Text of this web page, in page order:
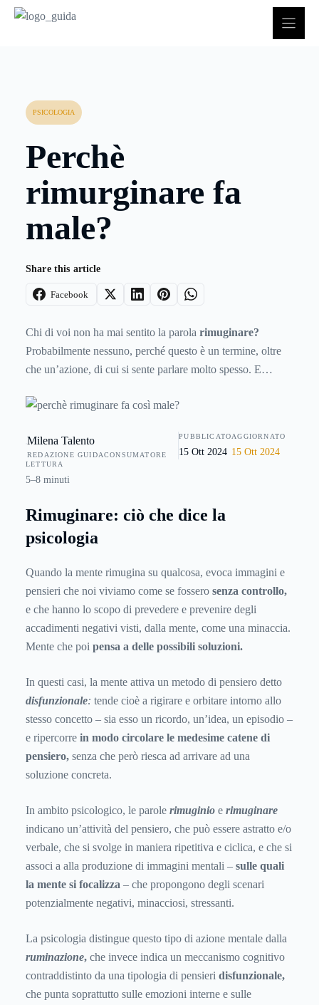
PSICOLOGIA
Perchè
rimurginare fa
male?
Share this article
Facebook
Chi di voi non ha mai sentito la parola rimuginare?
Probabilmente nessuno, perché questo è un termine, oltre
che un’azione, di cui si sente parlare molto spesso. E
che consiste nel preoccuparsi, nell’avere il timore di non
molta probabilità la situazione volgerà nel peggiore dei
modi.
Milena Talento
REDAZIONE GUIDACONSUMATORE
PUBBLICATO
15 Ott 2024
AGGIORNATO
15 Ott 2024
LETTURA
5–8 minuti
Rimuginare: ciò che dice la
psicologia
Quando la mente rimugina su qualcosa, evoca immagini e
pensieri che noi viviamo come se fossero senza controllo,
e che hanno lo scopo di prevedere e prevenire degli
accadimenti negativi visti, dalla mente, come una minaccia.
Mente che poi pensa a delle possibili soluzioni.
In questi casi, la mente attiva un metodo di pensiero detto
disfunzionale: tende cioè a rigirare e orbitare intorno allo
stesso concetto – sia esso un ricordo, un’idea, un episodio –
e ripercorre in modo circolare le medesime catene di
pensiero, senza che però riesca ad arrivare ad una
soluzione concreta.
In ambito psicologico, le parole rimuginio e rimuginare
indicano un’attività del pensiero, che può essere astratto e/o
verbale, che si svolge in maniera ripetitiva e ciclica, e che si
associ a alla produzione di immagini mentali – sulle quali
la mente si focalizza – che propongono degli scenari
potenzialmente negativi, minacciosi, stressanti.
La psicologia distingue questo tipo di azione mentale dalla
ruminazione, che invece indica un meccanismo cognitivo
contraddistinto da una tipologia di pensieri disfunzionale,
che punta soprattutto sulle emozioni interne e sulle